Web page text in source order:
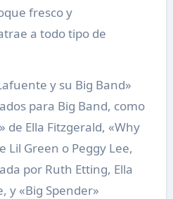
fresco y
a todo tipo de
y su Big Band»
para Big Band, como
de Ella Fitzgerald, «Why
Lil Green o Peggy Lee,
por Ruth Etting, Ella
y «Big Spender»